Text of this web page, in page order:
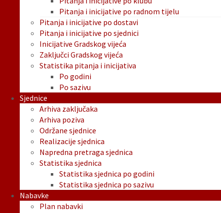
Pitanja i inicijative po radnom tijelu
Pitanja i inicijative po dostavi
Pitanja i inicijative po sjednici
Inicijative Gradskog vijeća
Zaključci Gradskog vijeća
Statistika pitanja i inicijativa
Po godini
Po sazivu
Sjednice
Arhiva zaključaka
Arhiva poziva
Održane sjednice
Realizacije sjednica
Napredna pretraga sjednica
Statistika sjednica
Statistika sjednica po godini
Statistika sjednica po sazivu
Nabavke
Plan nabavki